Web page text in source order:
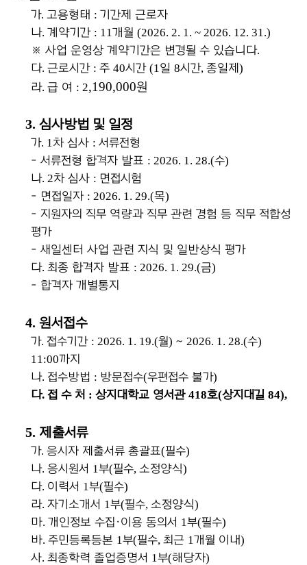
가.고용형태 :기간제 근로자
나.계약기간 : 11개월(2026. 2. 1. ~ 2026. 12. 31.)
※사업 운영상 계약기간은 변경될 수 있습니다.
다.근로시간 :주40시간(1일8시간,종일제)
라.급 여 : 2,190,000원
3.심사방법 및 일정
가. 1차 심사 :서류전형
-서류전형 합격자 발표 : 2026. 1. 28.(수)
나. 2차 심사 : 면접시험
- 면접일자 : 2026. 1. 29.(목)
-지원자의 직무 역량과 직무 관련 경험 등 직무 적합성
평가
-새일센터 사업 관련 지식 및 일반상식 평가
다.최종 합격자 발표 : 2026. 1. 29.(금)
- 합격자 개별통지
4.원서접수
가. 접수기간 : 2026. 1. 19.(월) ∼2026. 1. 28.(수)
11:00까지
나. 접수방법 : 방문접수(우편접수 불가)
다.접 수 처 :상지대학교 영서관418호(상지대길84),
5. 제출서류
가.응시자 제출서류 총괄표(필수)
나.응시원서 1부(필수,소정양식)
다. 이력서 1부(필수)
라.자기소개서 1부(필수,소정양식)
마.개인정보 수집 ㆍ 이용 동의서 1부(필수)
바.주민등록등본 1부(필수,최근 1개월 이내)
사.최종학력 졸업증명서 1부(해당자)